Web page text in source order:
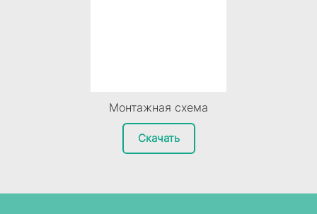
Монтажная схема
Скачать